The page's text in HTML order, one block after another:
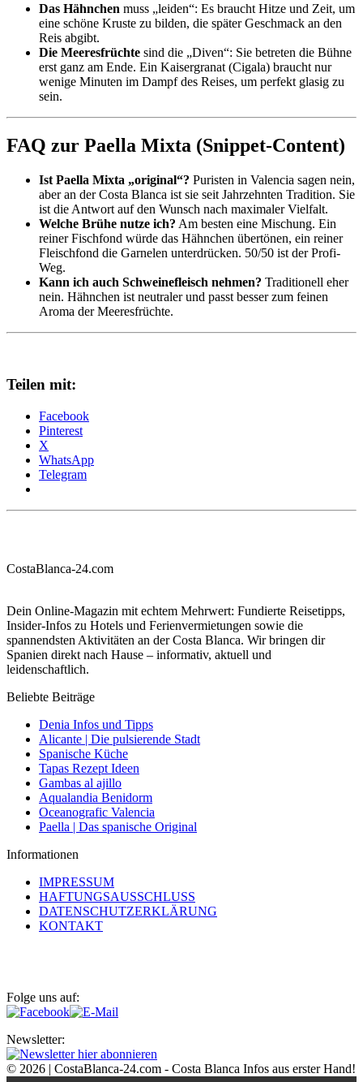
Das Hähnchen muss „leiden“: Es braucht Hitze und Zeit, um
eine schöne Kruste zu bilden, die später Geschmack an den
Reis abgibt.
Die Meeresfrüchte sind die „Diven“: Sie betreten die Bühne
erst ganz am Ende. Ein Kaisergranat (Cigala) braucht nur
wenige Minuten im Dampf des Reises, um perfekt glasig zu
sein.
FAQ zur Paella Mixta (Snippet-Content)
Ist Paella Mixta „original“? Puristen in Valencia sagen nein,
aber an der Costa Blanca ist sie seit Jahrzehnten Tradition. Sie
ist die Antwort auf den Wunsch nach maximaler Vielfalt.
Welche Brühe nutze ich? Am besten eine Mischung. Ein
reiner Fischfond würde das Hähnchen übertönen, ein reiner
Fleischfond die Garnelen unterdrücken. 50/50 ist der Profi-
Weg.
Kann ich auch Schweinefleisch nehmen? Traditionell eher
nein. Hähnchen ist neutraler und passt besser zum feinen
Aroma der Meeresfrüchte.
Teilen mit:
Facebook
Pinterest
X
WhatsApp
Telegram
CostaBlanca-24.com
Dein Online-Magazin mit echtem Mehrwert: Fundierte Reisetipps,
Insider-Infos zu Hotels und Ferienvermietungen sowie die
spannendsten Aktivitäten an der Costa Blanca. Wir bringen dir
Spanien direkt nach Hause – informativ, aktuell und
leidenschaftlich.
Beliebte Beiträge
Denia Infos und Tipps
Alicante | Die pulsierende Stadt
Spanische Küche
Tapas Rezept Ideen
Gambas al ajillo
Aqualandia Benidorm
Oceanografic Valencia
Paella | Das spanische Original
Informationen
IMPRESSUM
HAFTUNGSAUSSCHLUSS
DATENSCHUTZERKLÄRUNG
KONTAKT
Folge uns auf:
Newsletter:
© 2026 | CostaBlanca-24.com - Costa Blanca Infos aus erster Hand!